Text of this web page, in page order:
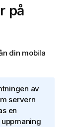
på
din mobila
av
servern
en